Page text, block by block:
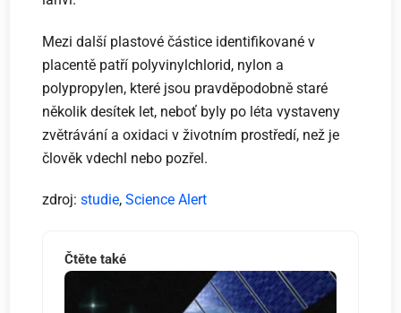
Mezi další plastové částice identifikované v
placentě patří polyvinylchlorid, nylon a
polypropylen, které jsou pravděpodobně staré
několik desítek let, neboť byly po léta vystaveny
zvětrávání a oxidaci v životním prostředí, než je
člověk vdechl nebo pozřel.
zdroj:studie,Science Alert
Čtěte také